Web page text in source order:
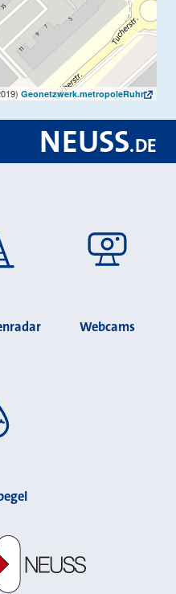
Geonetzwerk.metropoleRuhr
NEUSS.DE
Webcams